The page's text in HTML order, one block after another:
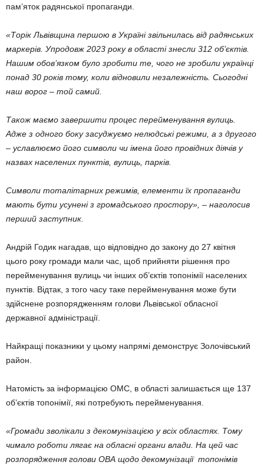
пам’яток радянської пропаганди.
«Торік Львівщина першою в Україні звільнилась від радянських
маркерів. Упродовж 2023 року в області знесли 312 об’єктів.
Нашим обов’язком було зробити те, чого не зробили українці
понад 30 років тому, коли відновили незалежність. Сьогодні
наш ворог – той самий.
Також маємо завершити процес перейменування вулиць.
Адже з одного боку засуджуємо нелюдські режими, а з другого
– уславлюємо його символи чи імена його провідних діячів у
назвах населених пунктів, вулиць, парків.
Символи тоталітарних режимів, елементи їх пропаганди
мають бути усунені з громадського простору», – наголосив
перший заступник.
Андрій Годик нагадав, що відповідно до закону до 27 квітня
цього року громади мали час, щоб прийняти рішення про
перейменування вулиць чи інших об’єктів топонімії населених
пунктів. Відтак, з того часу таке перейменування може бути
здійснене розпорядженням голови Львівської обласної
державної адміністрації.
Найкращі показники у цьому напрямі демонструє Золочівський
район.
Натомість за інформацією ОМС, в області залишається ще 137
об’єктів топонімії, які потребують перейменування.
«Громади зволікали з декомунізацією у всіх областях. Тому
чимало роботи лягає на обласні органи влади. На цей час
розпорядження голови ОВА щодо декомунізації топонімів